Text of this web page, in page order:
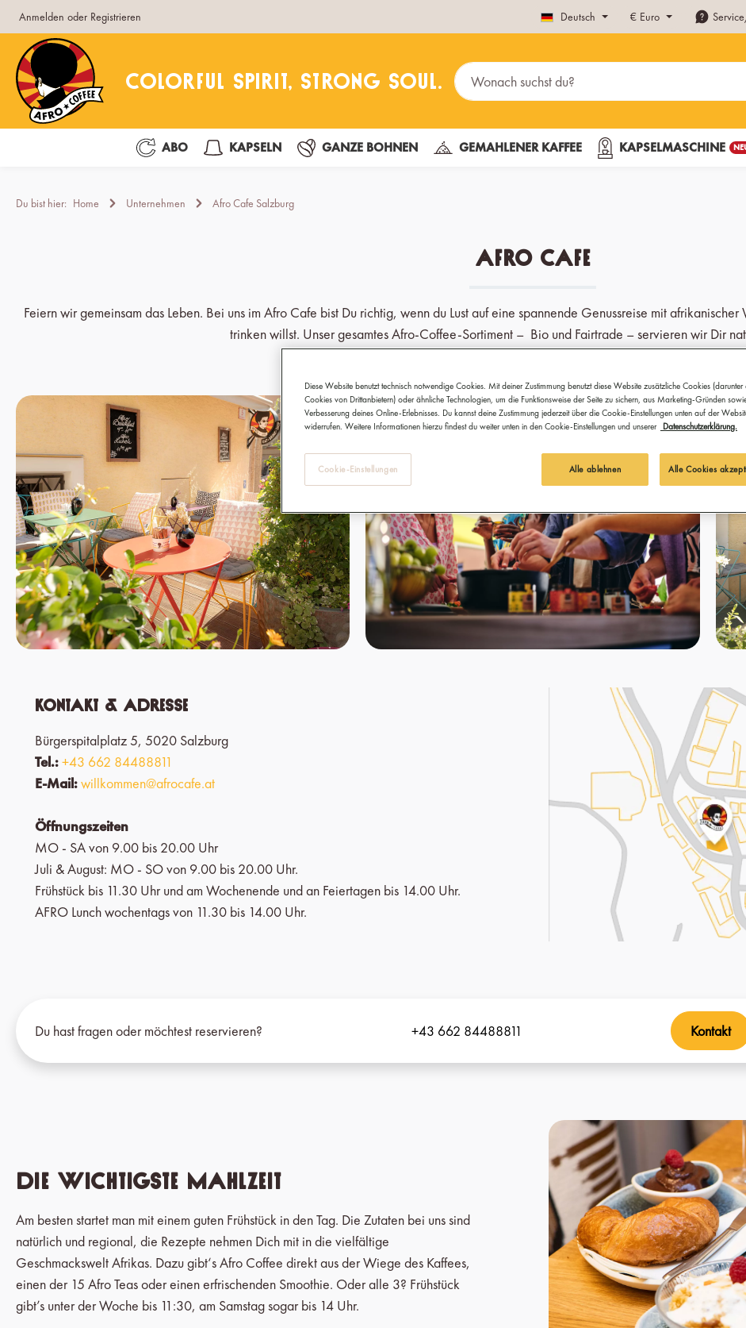
Zur Hauptnavigation springen
Anmelden oder Registrieren Deutsch € Euro
ABO KAPSELN GANZE BOHNEN GEMAHLENER KAFFEE KAPSELMASCHINE
Du bist hier: Home Unternehmen Afro Cafe Salzburg
Afro Cafe
Feiern wir gemeinsam das Leben. Bei uns im Afro Cafe bist Du richtig, wenn du Lust auf eine spannende Genussreise mit
trinken willst. Unser gesamtes Afro-Coffee-Sortiment – Bio und Fairtrade – servieren wir Dir
Kontakt & Adresse
Bürgerspitalplatz 5, 5020 Salzburg
Tel.:+43 662 84488811
E-Mail:willkommen@afrocafe.at
Öffnungszeiten
MO - SA von 9.00 bis 20.00 Uhr
Juli & August: MO - SO von 9.00 bis 20.00 Uhr.
Frühstück bis 11.30 Uhr und am Wochenende und an Feiertagen bis 14.00 Uhr.
AFRO Lunch wochentags von 11.30 bis 14.00 Uhr.
Du hast fragen oder möchtest reservieren? +43 662 84488811 Kontakt
Die wichtigste Mahlzeit
Am besten startet man mit einem guten Frühstück in den Tag. Die Zutaten bei uns sind
natürlich und regional, die Rezepte nehmen Dich mit in die vielfältige
Geschmackswelt Afrikas. Dazu gibt‘s Afro Coffee direkt aus der Wiege des Kaffees,
einen der 15 Afro Teas oder einen erfrischenden Smoothie. Oder alle 3? Frühstück
gibt’s unter der Woche bis 11:30, am Samstag sogar bis 14 Uhr.
Diese Website benutzt technisch notwendige Cookies. Mit deiner Zustimmung benutzt diese Website zusätzliche Cookies (darunter
Cookies von Drittanbietern) oder ähnliche Technologien, um die Funktionsweise der Seite zu sichern, aus Marketing-Gründen
Verbesserung deines Online-Erlebnisses. Du kannst deine Zustimmung jederzeit über die Cookie-Einstellungen unten auf der
widerrufen. Weitere Informationen hierzu findest du weiter unten in den Cookie-Einstellungen und unserer
Datenschutzerklärung.
Cookie-Einstellungen Alle ablehnen Alle Cookies